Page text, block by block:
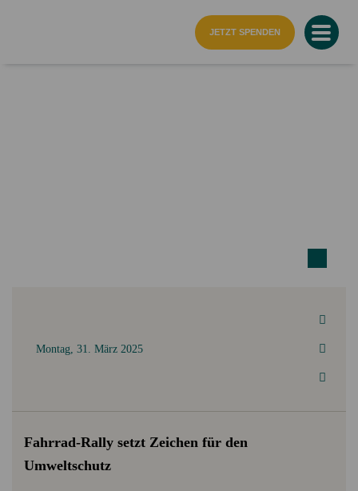
JETZT SPENDEN
Montag, 31. März 2025
Fahrrad-Rally setzt Zeichen für den
Umweltschutz